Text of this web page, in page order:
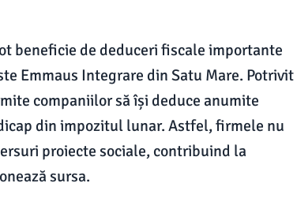
beneficie de deduceri fiscale importante
Emmaus Integrare din Satu Mare. Potrivit
companiilor să își deduce anumite
din impozitul lunar. Astfel, firmele nu
proiecte sociale, contribuind la
sursa.